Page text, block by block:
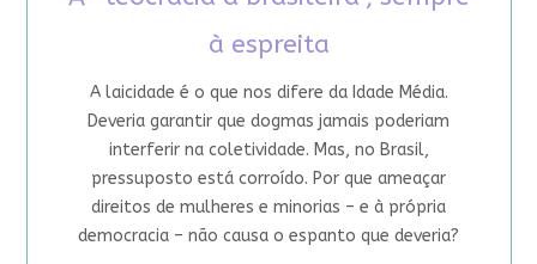
à espreita
A laicidade é o que nos difere da Idade Média.
Deveria garantir que dogmas jamais poderiam
interferir na coletividade. Mas, no Brasil,
pressuposto está corroído. Por que ameaçar
direitos de mulheres e minorias – e à própria
democracia – não causa o espanto que deveria?